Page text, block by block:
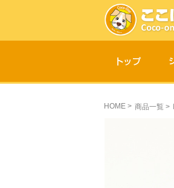
HOME > 商品一覧 >